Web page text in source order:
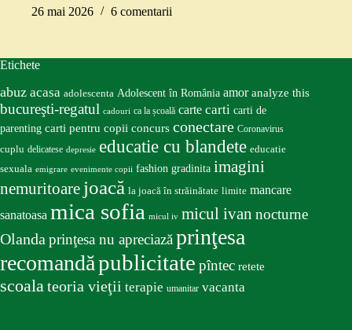
26 mai 2026
6 comentarii
Etichete
abuz acasa adolescenta Adolescent în România amor analyze this
bucureşti-regatul cadouri ca la școală carte carti carti de
parenting carti pentru copii concurs conectare Coronavirus
cuplu delicatese depresie educatie cu blandete educatie
sexuala emigrare evenimente copii fashion gradinita imagini
nemuritoare joacă la joacă în străinătate limite mancare
sanatoasa mica sofia micul iv micul ivan nocturne
Olandaprinţesa nu apreciazăprinţesa
recomandăpublicitate pîntec retete
scoalateoria vieţii terapie umanitar vacanta